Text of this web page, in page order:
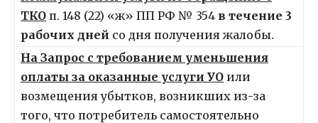
ТКО п. 148 (22) «ж» ПП РФ № 354 в течение 3
рабочих дней со дня получения жалобы.
На Запрос с требованием уменьшения
оплаты за оказанные услуги УО или
возмещения убытков, возникших из-за
того, что потребитель самостоятельно